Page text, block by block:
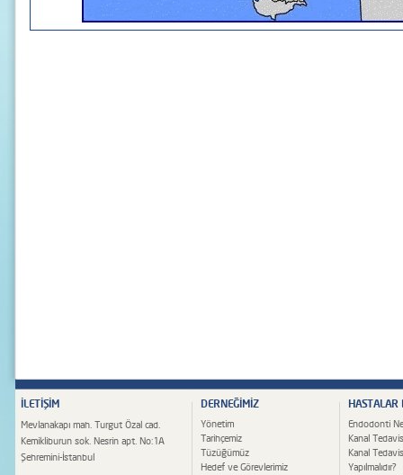
İLETİŞİM
Mevlanakapı mah. Turgut Özal cad.
Kemikliburun sok. Nesrin apt. No:1A
Şehremini-İstanbul
DERNEĞİMİZ
Yönetim
Tarihçemiz
Tüzüğümüz
Hedef ve Görevlerimiz
HASTALAR
Endodonti
Kanal
Kanal
Yapılmalıdır?